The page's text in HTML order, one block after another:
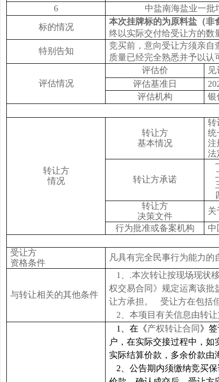
6
中盐南海盐业一批
标的情况
本次挂牌标的为原料盐（非
终以实际交付给受让方的数
特别告知
竞买前，意向受让方须亲自
质量已经完全熟悉并予以
评估情况
评估价
评估基准日
评估机构
银
转让方
情况
转让方
基本情况
转
统
注
法
转让方承诺
转让方
决策文件
关
行为批准或备案机构
中
受让方
资格条件
凡具有完全民事行为能力
与转让相关的其他条件
1、.本次转让按现场现状
权交易合同》规定运离该批
让方承担。 受让方在包括
2、本项目有关信息由转
1、在《产权转让合同 》
户，在实际交接过程中，
实际结算价款，多余价款由
2、公告期内须缴纳竞买